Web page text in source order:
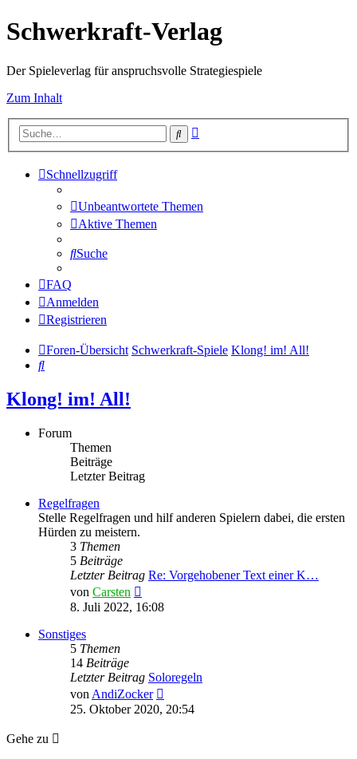
Schwerkraft-Verlag
Der Spieleverlag für anspruchsvolle Strategiespiele
Zum Inhalt
Suche
Schnellzugriff
Unbeantwortete Themen
Aktive Themen
Suche
FAQ
Anmelden
Registrieren
Foren-Übersicht Schwerkraft-Spiele Klong! im! All!
Suche
Klong! im! All!
Forum
Themen
Beiträge
Letzter Beitrag
Regelfragen
Stelle Regelfragen und hilf anderen Spielern dabei, die ersten
Hürden zu meistern.
3 Themen
5 Beiträge
Letzter Beitrag Re: Vorgehobener Text einer K…
von Carsten
Beitrag
8. Juli 2022, 16:08
Sonstiges
5 Themen
14 Beiträge
Letzter Beitrag Soloregeln
von AndiZocker
Beitrag
25. Oktober 2020, 20:54
Gehe zu